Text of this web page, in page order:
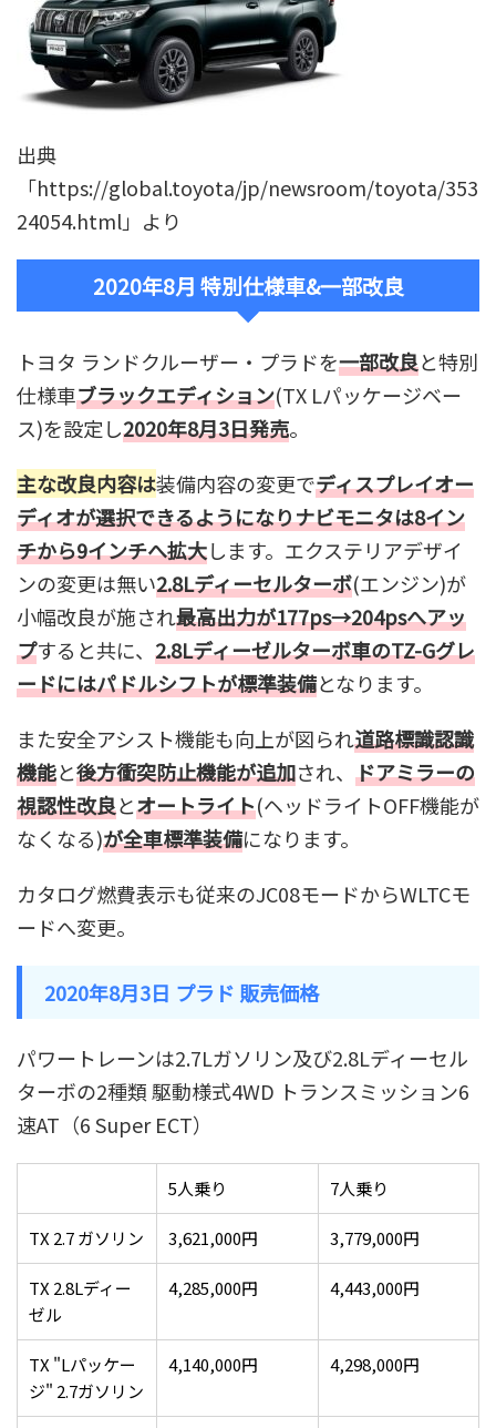
出典
「https://global.toyota/jp/newsroom/toyota/353
24054.html」より
2020年8月 特別仕様車&一部改良
トヨタ ランドクルーザー・プラドを一部改良と特別
仕様車ブラックエディション(TX Lパッケージベー
ス)を設定し2020年8月3日発売。
主な改良内容は装備内容の変更でディスプレイオー
ディオが選択できるようになりナビモニタは8イン
チから9インチへ拡大します。エクステリアデザイ
ンの変更は無い2.8Lディーセルターボ(エンジン)が
小幅改良が施され最高出力が177ps→204psへアッ
プすると共に、 2.8Lディーゼルターボ車のTZ-Gグレ
ードにはパドルシフトが標準装備となります。
また安全アシスト機能も向上が図られ道路標識認識
機能と後方衝突防止機能が追加され、 ドアミラーの
視認性改良とオートライト(ヘッドライトOFF機能が
なくなる)が全車標準装備になります。
カタログ燃費表示も従来のJC08モードからWLTCモ
ードへ変更。
2020年8月3日 プラド 販売価格
パワートレーンは2.7Lガソリン及び2.8Lディーセル
ターボの2種類 駆動様式4WD トランスミッション6
速AT（6 Super ECT）
5人乗り 7人乗り
TX 2.7 ガソリン 3,621,000円 3,779,000円
TX 2.8Lディー
ゼル
4,285,000円 4,443,000円
TX "Lパッケー
ジ" 2.7ガソリン
4,140,000円 4,298,000円